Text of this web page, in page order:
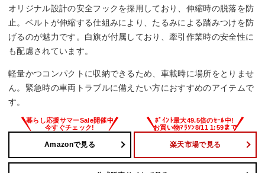
オリジナル設計の安全フックを採用しており、伸縮時の脱落を防
止。ベルトが伸縮する仕組みにより、たるみによる踏みつけを防
げるのが魅力です。白旗が付属しており、牽引作業時の安全性に
も配慮されています。
軽量かつコンパクトに収納できるため、車載時に場所をとりませ
ん。緊急時の車両トラブルに備えたい方におすすめのアイテムで
す。
Amazonで見る 楽天市場で見る